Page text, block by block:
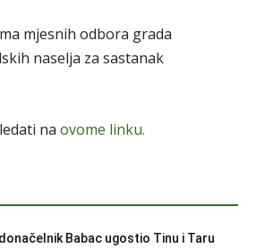
mjesnih odbora grada
naselja za sastanak
na ovome linku.
Babac ugostio Tinu i Taru